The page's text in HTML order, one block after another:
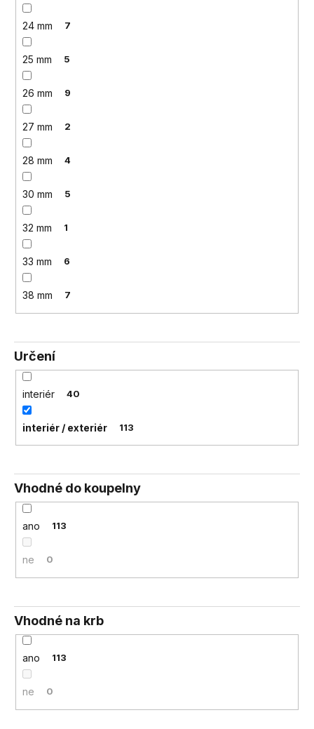
24 mm 7
25 mm 5
26 mm 9
27 mm 2
28 mm 4
30 mm 5
32 mm 1
33 mm 6
38 mm 7
Určení
interiér 40
interiér / exteriér 113
Vhodné do koupelny
ano 113
ne 0
Vhodné na krb
ano 113
ne 0